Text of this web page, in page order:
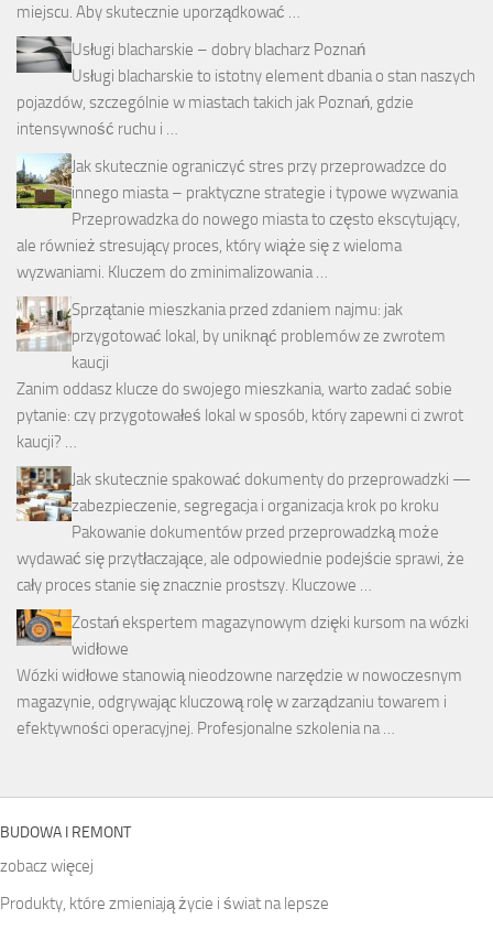
miejscu. Aby skutecznie uporządkować …
Usługi blacharskie – dobry blacharz Poznań
Usługi blacharskie to istotny element dbania o stan naszych
pojazdów, szczególnie w miastach takich jak Poznań, gdzie
intensywność ruchu i …
Jak skutecznie ograniczyć stres przy przeprowadzce do
innego miasta – praktyczne strategie i typowe wyzwania
Przeprowadzka do nowego miasta to często ekscytujący,
ale również stresujący proces, który wiąże się z wieloma
wyzwaniami. Kluczem do zminimalizowania …
Sprzątanie mieszkania przed zdaniem najmu: jak
przygotować lokal, by uniknąć problemów ze zwrotem
kaucji
Zanim oddasz klucze do swojego mieszkania, warto zadać sobie
pytanie: czy przygotowałeś lokal w sposób, który zapewni ci zwrot
kaucji? …
Jak skutecznie spakować dokumenty do przeprowadzki —
zabezpieczenie, segregacja i organizacja krok po kroku
Pakowanie dokumentów przed przeprowadzką może
wydawać się przytłaczające, ale odpowiednie podejście sprawi, że
cały proces stanie się znacznie prostszy. Kluczowe …
Zostań ekspertem magazynowym dzięki kursom na wózki
widłowe
Wózki widłowe stanowią nieodzowne narzędzie w nowoczesnym
magazynie, odgrywając kluczową rolę w zarządzaniu towarem i
efektywności operacyjnej. Profesjonalne szkolenia na …
BUDOWA I REMONT
zobacz więcej
Produkty, które zmieniają życie i świat na lepsze